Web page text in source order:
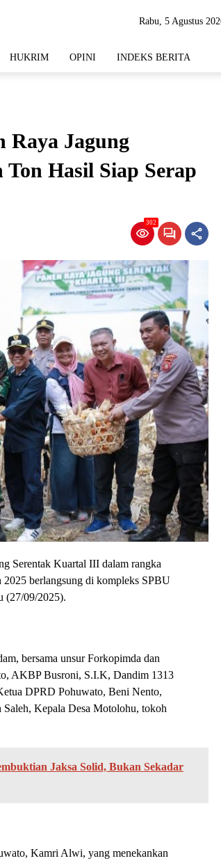
Rabu, 5 Agustus
HUKRIM OPINI INDEKS BERITA
Raya Jagung
Hasil Siap Serap
302
Serentak Kuartal III dalam rangka
2025 berlangsung di kompleks SPBU
(27/09/2025).
bersama unsur Forkopimda dan
AKBP Busroni, S.I.K, Dandim 1313
DPRD Pohuwato, Beni Nento,
Kepala Desa Motolohu, tokoh
Jaksa Solid, Bukan Sekadar
Kamri Alwi, yang menekankan